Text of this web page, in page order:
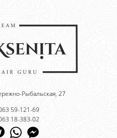
Рыбальская, 27
59-121-69
18-383-02